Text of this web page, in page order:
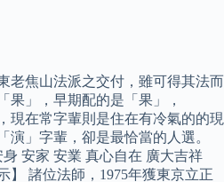
老焦山法派之交付，雖可得其法而
果」，早期配的是「果」，
現在常字輩則是住在有冷氣的的現
演」字輩，卻是最恰當的人選。
安家 安業 真心自在 廣大吉祥
】 諸位法師，1975年獲東京立正